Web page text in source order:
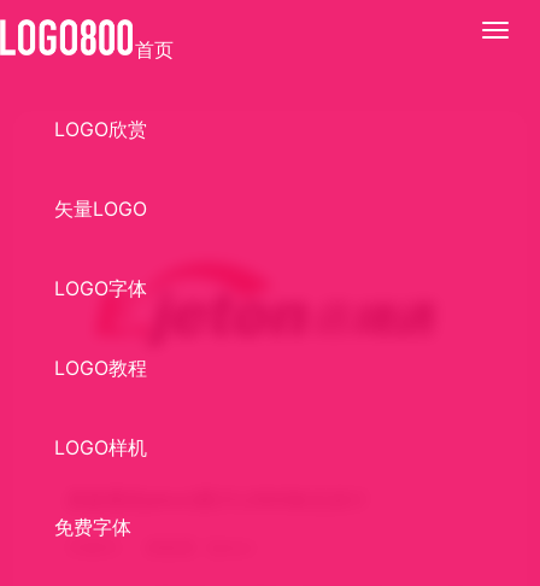
展
首页
LOGO欣赏
矢量LOGO
LOGO字体
LOGO教程
LOGO样机
免费字体